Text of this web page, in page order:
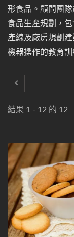
形食品。顧問團
食品生產規劃，
產線及廠房規劃
機器操作的教育訓
結果 1 - 12 的 12